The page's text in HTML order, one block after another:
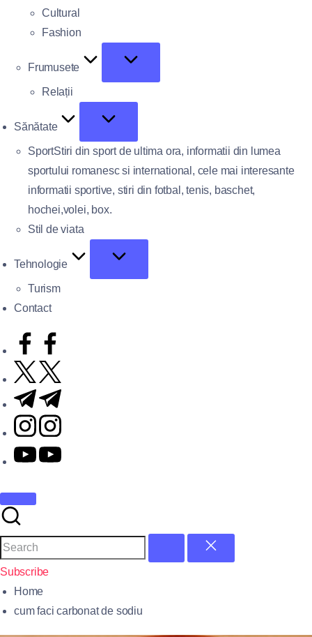
Cultural
Fashion
Frumusete
Relații
Sănătate
SportStiri din sport de ultima ora, informatii din lumea
sportului romanesc si international, cele mai interesante
informatii sportive, stiri din fotbal, tenis, baschet,
hochei,volei, box.
Stil de viata
Tehnologie
Turism
Contact
Subscribe
Home
cum faci carbonat de sodiu